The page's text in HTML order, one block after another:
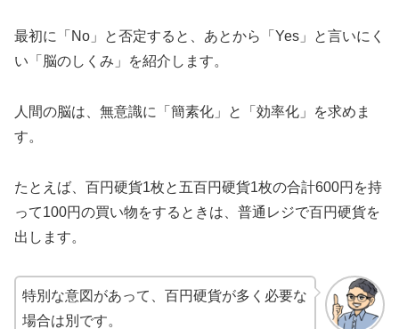
最初に「No」と否定すると、あとから「Yes」と言いにく
い「脳のしくみ」を紹介します。
人間の脳は、無意識に「簡素化」と「効率化」を求めま
す。
たとえば、百円硬貨1枚と五百円硬貨1枚の合計600円を持
って100円の買い物をするときは、普通レジで百円硬貨を
出します。
特別な意図があって、百円硬貨が多く必要な
場合は別です。